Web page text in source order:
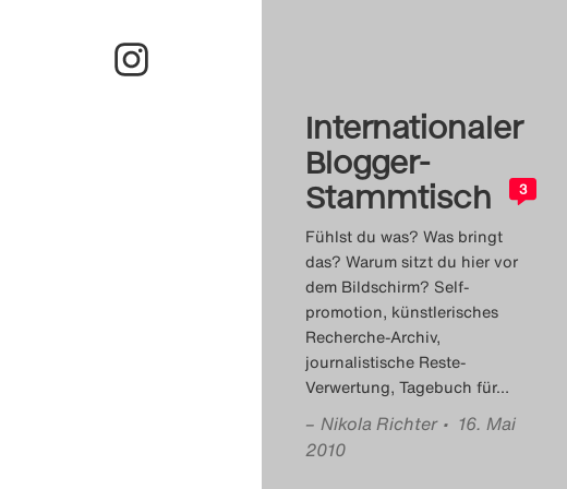
Internationaler
Blogger-
Stammtisch
3
Fühlst du was? Was bringt
das? Warum sitzt du hier vor
dem Bildschirm? Self-
promotion, künstlerisches
Recherche-Archiv,
journalistische Reste-
Verwertung, Tagebuch für…
– Nikola Richter • 16. Mai
2010